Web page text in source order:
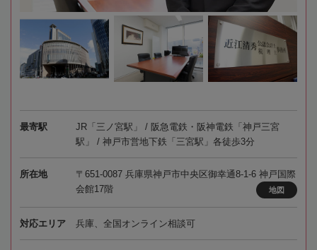
最寄駅
JR「三ノ宮駅」 / 阪急電鉄・阪神電鉄「神戸三宮
駅」 / 神戸市営地下鉄「三宮駅」各徒歩3分
所在地
〒651-0087 兵庫県神戸市中央区御幸通8-1-6 神戸国際
会館17階
地図
対応エリア 兵庫、全国オンライン相談可